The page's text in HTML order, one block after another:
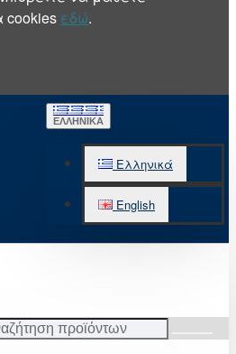
cookies εδώ.
ΕΛΛΗΝΙΚΆ
Ελληνικά
English